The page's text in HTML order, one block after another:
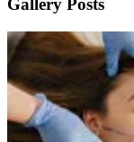
Gallery Posts